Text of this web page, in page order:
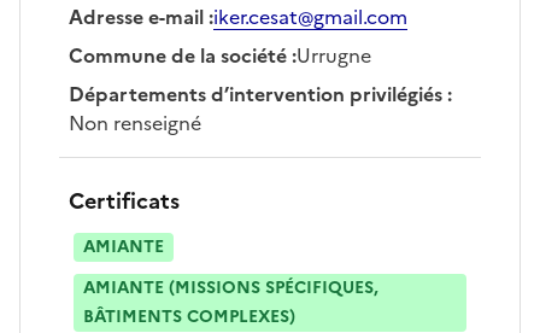
Adresse e-mail:iker.cesat@gmail.com
Commune de la société:Urrugne
Départements d’intervention privilégiés:
Non renseigné
Certificats
AMIANTE
AMIANTE (MISSIONS SPÉCIFIQUES,
BÂTIMENTS COMPLEXES)